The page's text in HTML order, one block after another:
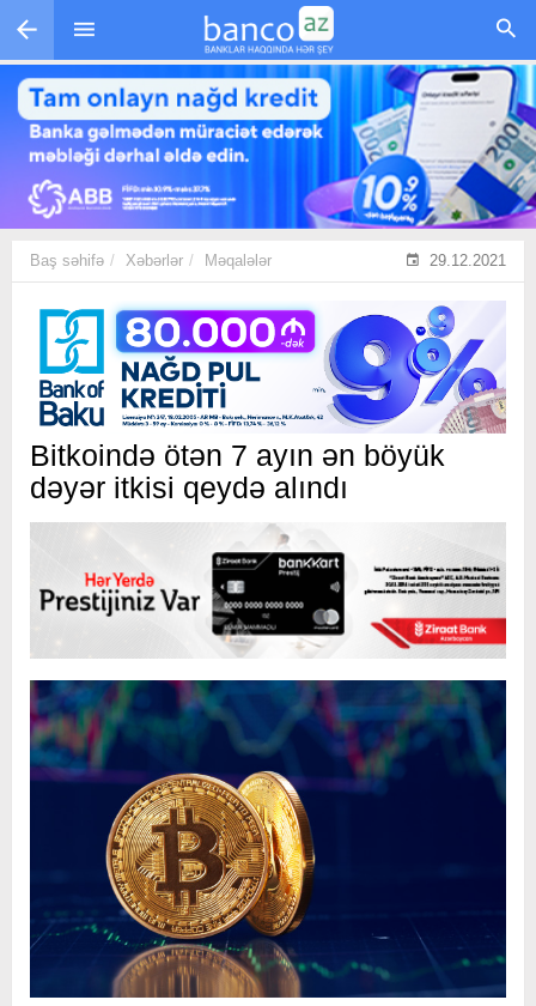
Skip to main content
Baş səhifə Xəbərlər Məqalələr 29.12.2021
Bitkoində ötən 7 ayın ən böyük
dəyər itkisi qeydə alındı